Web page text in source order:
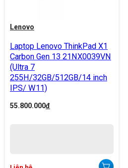
Lenovo
Laptop Lenovo ThinkPad X1
Carbon Gen 13 21NX0039VN
(Ultra 7
255H/32GB/512GB/14 inch
IPS/ W11)
55.800.000đ